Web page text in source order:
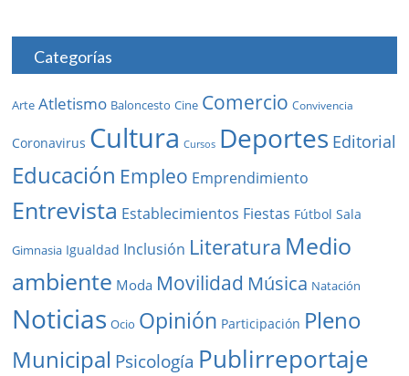
Categorías
Arte Atletismo Baloncesto Cine Comercio Convivencia
Coronavirus Cultura Cursos Deportes Editorial
Educación Empleo Emprendimiento
Entrevista Establecimientos Fiestas Fútbol Sala
Gimnasia Igualdad Inclusión Literatura Medio
ambiente Moda Movilidad Música Natación
Noticias Ocio Opinión Participación Pleno
Municipal Psicología Publirreportaje